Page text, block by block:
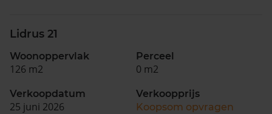
Lidrus 21
Woonoppervlak
126 m2
Perceel
0 m2
Verkoopdatum
25 juni 2026
Verkoopprijs
Koopsom opvragen